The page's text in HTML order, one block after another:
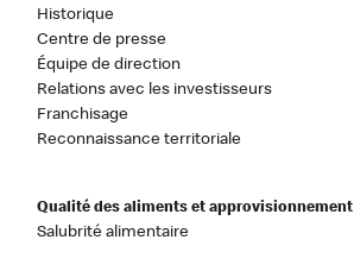
Historique
Centre de presse
Équipe de direction
Relations avec les investisseurs
Franchisage
Reconnaissance territoriale
Qualité des aliments et approvisionnement
Salubrité alimentaire